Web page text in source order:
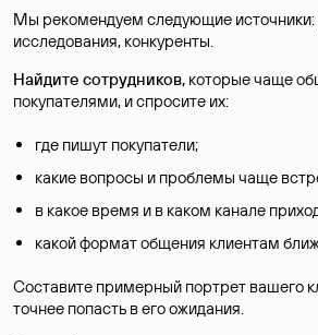
Мы рекомендуем следующие источники:
исследования, конкуренты.
Найдите сотрудников, которые чаще
покупателями, и спросите их:
где пишут покупатели;
какие вопросы и проблемы чаще
в какое время и в каком канале
какой формат общения клиентам
Составите примерный портрет вашего
точнее попасть в его ожидания.